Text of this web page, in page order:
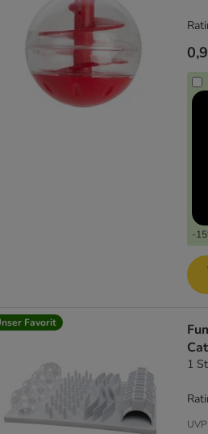
-
Favorit
1
UVP